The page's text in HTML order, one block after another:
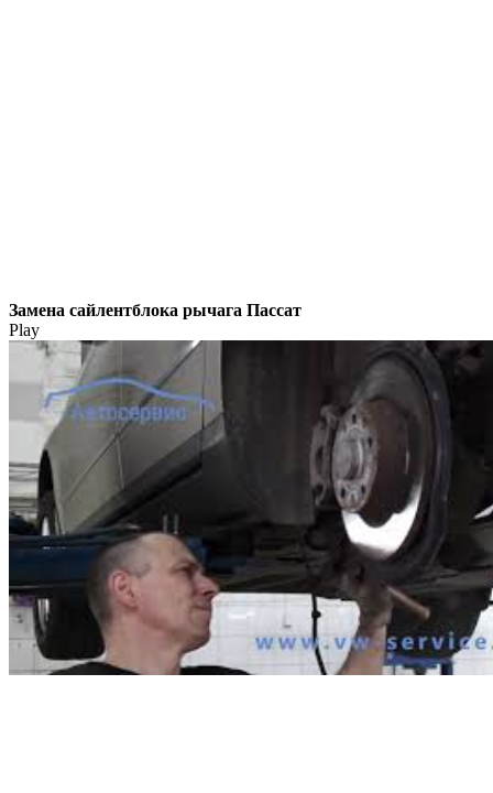
Замена сайлентблока рычага Пассат
Play